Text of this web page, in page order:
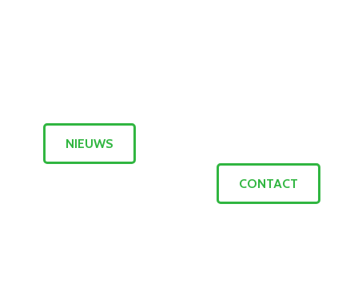
NIEUWS
CONTACT